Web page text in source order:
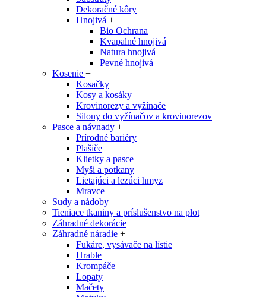
Dekoračné kôry
Hnojivá +
Bio Ochrana
Kvapalné hnojivá
Natura hnojivá
Pevné hnojivá
Kosenie +
Kosačky
Kosy a kosáky
Krovinorezy a vyžínače
Silony do vyžínačov a krovinorezov
Pasce a návnady +
Prírodné bariéry
Plašiče
Klietky a pasce
Myši a potkany
Lietajúci a lezúci hmyz
Mravce
Sudy a nádoby
Tieniace tkaniny a príslušenstvo na plot
Záhradné dekorácie
Záhradné náradie +
Fukáre, vysávače na lístie
Hrable
Krompáče
Lopaty
Mačety